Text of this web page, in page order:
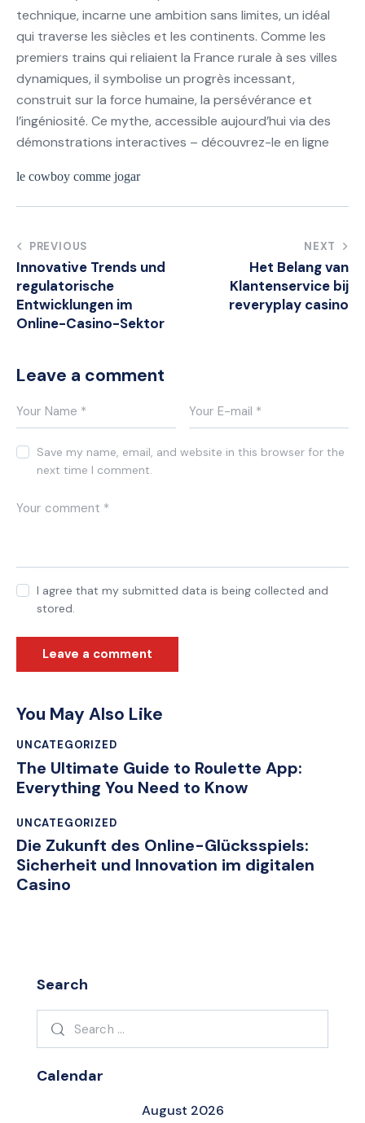
technique, incarne une ambition sans limites, un idéal
qui traverse les siècles et les continents. Comme les
premiers trains qui reliaient la France rurale à ses villes
dynamiques, il symbolise un progrès incessant,
construit sur la force humaine, la persévérance et
l’ingéniosité. Ce mythe, accessible aujourd’hui via des
démonstrations interactives – découvrez-le en ligne
le cowboy comme jogar
Post
navigation
PREVIOUS
Innovative Trends und
regulatorische
Entwicklungen im
Online-Casino-Sektor
NEXT
Het Belang van
Klantenservice bij
reveryplay casino
Leave a comment
Save my name, email, and website in this browser for the
next time I comment.
I agree that my submitted data is being collected and
stored.
You May Also Like
UNCATEGORIZED
The Ultimate Guide to Roulette App:
Everything You Need to Know
UNCATEGORIZED
Die Zukunft des Online-Glücksspiels:
Sicherheit und Innovation im digitalen
Casino
Search
Search
Calendar
August 2026